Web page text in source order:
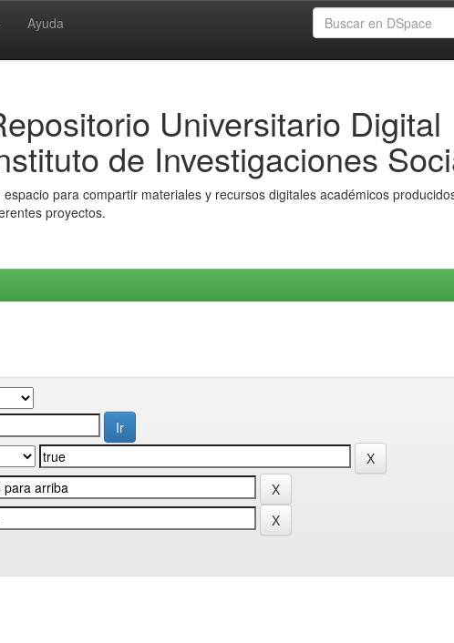
Ayuda
Universitario Digital
de Investigaciones
espacio para compartir materiales y recursos digitales académicos
proyectos.